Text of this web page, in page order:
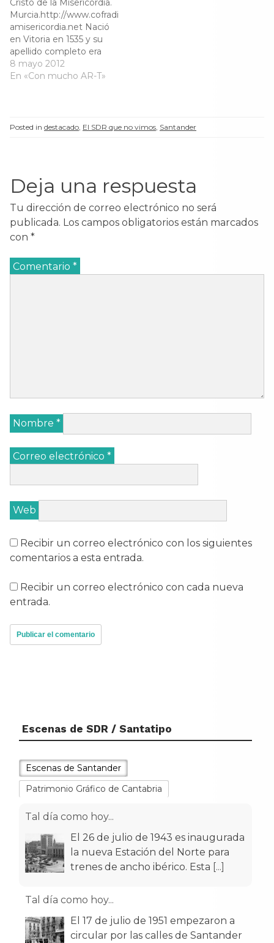
a
n
a
n
u
e
v
a
)
n
a
n
u
e
v
a
n
a
parecido a las obras de
Murillo. Se trata de una
representación de la
Inmaculada Concepción
modelada en…
Cristo de la Misericordia.
Murcia.http://www.cofradi
amisericordia.net Nació
en Vitoria en 1535 y su
apellido completo era
Beltrán de Otazu. El 21
de abril de 1561 ingresó
contaba veintinueve
8 mayo 2012
En «Con mucho AR-T»
Posted in destacado El SDR que no vimos Santander
Deja una respuesta
Tu dirección de correo electrónico no será
publicada. Los campos obligatorios están marcados
con *
Comentario *
Nombre *
Correo electrónico *
Web
Recibir un correo electrónico con los siguientes
comentarios a esta entrada.
Recibir un correo electrónico con cada nueva
entrada.
Escenas de SDR / Santatipo
Escenas de Santander
Patrimonio Gráfico de Cantabria
Tal día como hoy...
El 26 de julio de 1943 es inaugurada
la nueva Estación del Norte para
trenes de ancho ibérico. Esta [...]
Tal día como hoy...
El 17 de julio de 1951 empezaron a
circular por las calles de Santander